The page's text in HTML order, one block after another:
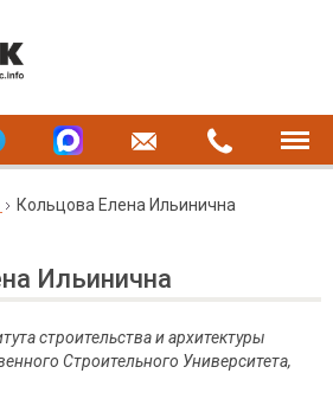
Кольцова Елена Ильинична
Ильинична
строительства и архитектуры
Строительного Университета,